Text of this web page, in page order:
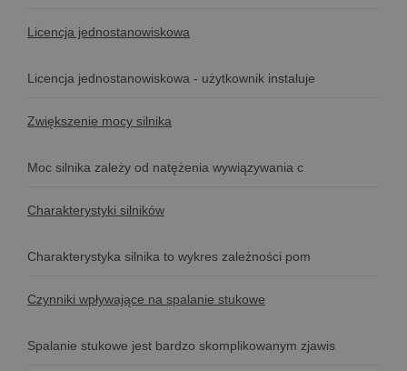
Licencja jednostanowiskowa
Licencja jednostanowiskowa - użytkownik instaluje
Zwiększenie mocy silnika
Moc silnika zależy od natężenia wywiązywania c
Charakterystyki silników
Charakterystyka silnika to wykres zależności pom
Czynniki wpływające na spalanie stukowe
Spalanie stukowe jest bardzo skomplikowanym zjawis